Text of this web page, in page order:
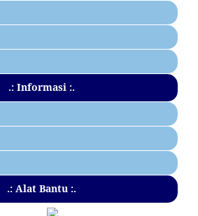
.: Informasi :.
.: Alat Bantu :.